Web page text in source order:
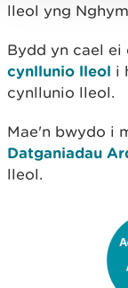
lleol yng
Bydd yn cael
cynllunio lleol i
cynllunio lleol.
Mae'n bwydo i
Datganiadau
lleol.